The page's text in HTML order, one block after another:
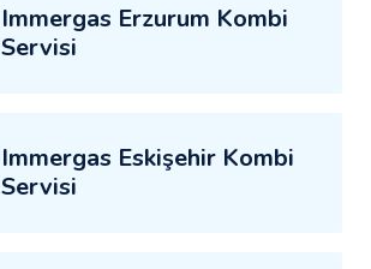
Immergas Erzurum Kombi
Servisi
Immergas Eskişehir Kombi
Servisi